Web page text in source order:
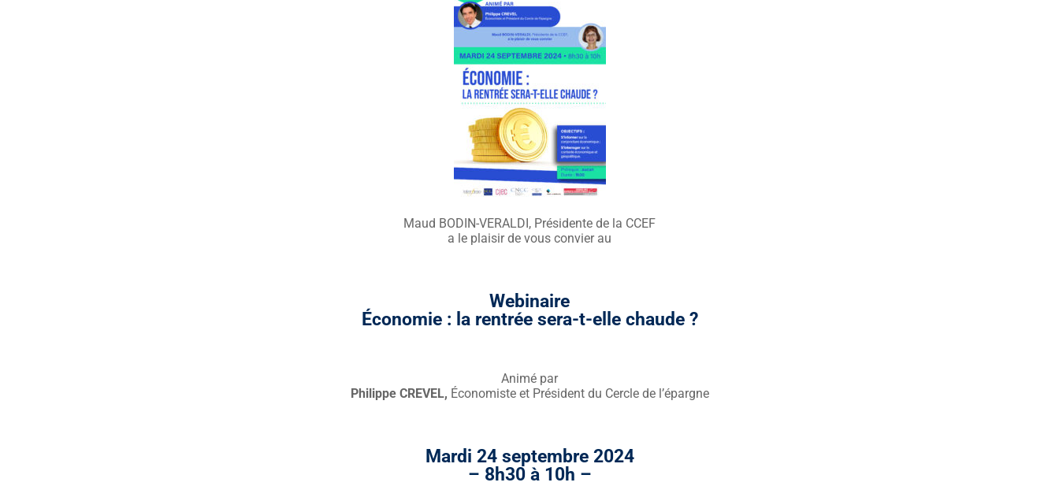
Maud BODIN-VERALDI, Présidente de la CCEF
a le plaisir de vous convier au
Webinaire
Économie : la rentrée sera-t-elle chaude ?
Animé par
Philippe CREVEL, Économiste et Président du Cercle de l’épargne
Mardi 24 septembre 2024
– 8h30 à 10h –